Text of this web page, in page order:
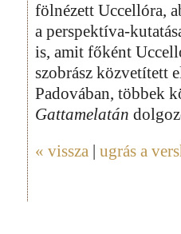
fölnézett Uccellóra,
a perspektíva-
is, amit főként
szobrász közvetített
Padovában, többek
Gattamelatán
« vissza | ugrás a